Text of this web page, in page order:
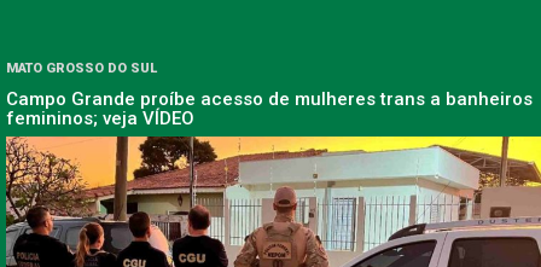
MATO GROSSO DO SUL
Campo Grande proíbe acesso de mulheres trans a banheiros
femininos; veja VÍDEO